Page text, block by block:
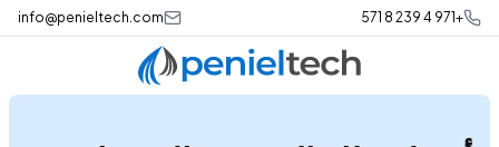
+971 4 239 8 571
info@penieltech.com